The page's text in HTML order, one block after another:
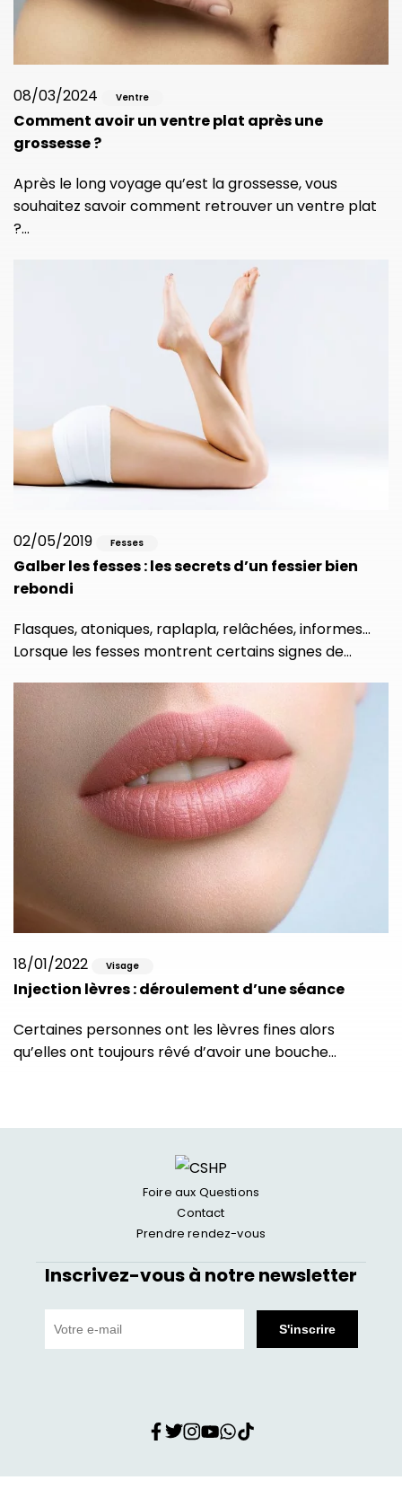
08/03/2024 Ventre
Comment avoir un ventre plat après une
grossesse ?
Après le long voyage qu’est la grossesse, vous
souhaitez savoir comment retrouver un ventre plat
?…
02/05/2019 Fesses
Galber les fesses : les secrets d’un fessier bien
rebondi
Flasques, atoniques, raplapla, relâchées, informes…
Lorsque les fesses montrent certains signes de…
18/01/2022 Visage
Injection lèvres : déroulement d’une séance
Certaines personnes ont les lèvres fines alors
qu’elles ont toujours rêvé d’avoir une bouche…
Foire aux Questions
Contact
Prendre rendez-vous
Inscrivez-vous à notre newsletter